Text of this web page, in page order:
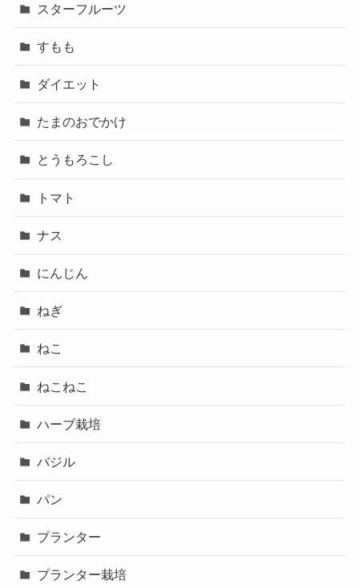
スターフルーツ
すもも
ダイエット
たまのおでかけ
とうもろこし
トマト
ナス
にんじん
ねぎ
ねこ
ねこねこ
ハーブ栽培
バジル
パン
プランター
プランター栽培